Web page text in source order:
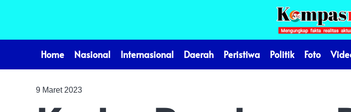
Home Nasional Internasional Daerah Peristiwa Politik Foto
9 Maret 2023